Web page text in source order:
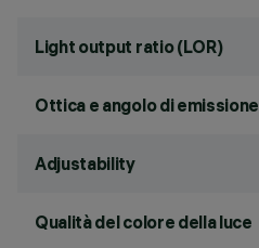
Light output ratio (LOR)
Ottica e angolo di emissione
Adjustability
Qualità del colore della luce